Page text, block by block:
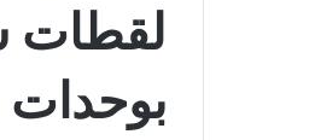
لقطات
بوحدات